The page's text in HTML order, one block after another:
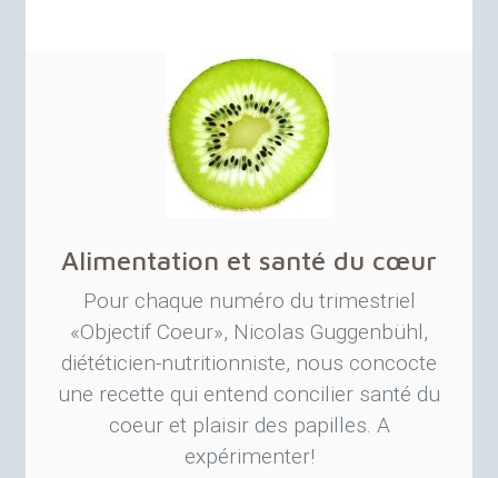
Alimentation et santé du cœur
Pour chaque numéro du trimestriel
«Objectif Coeur», Nicolas Guggenbühl,
diététicien-nutritionniste, nous concocte
une recette qui entend concilier santé du
coeur et plaisir des papilles. A
expérimenter!